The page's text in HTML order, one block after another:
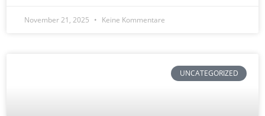
November 21, 2025 Keine Kommentare
UNCATEGORIZED